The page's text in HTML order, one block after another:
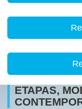
ETAPAS,